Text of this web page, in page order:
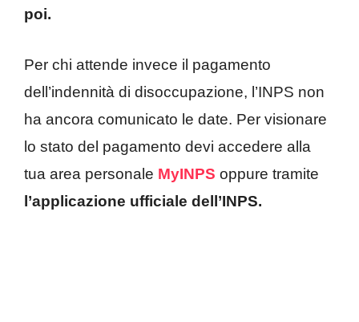
poi.
Per chi attende invece il pagamento
dell’indennità di disoccupazione, l’INPS non
ha ancora comunicato le date. Per visionare
lo stato del pagamento devi accedere alla
tua area personale MyINPS oppure tramite
l’applicazione ufficiale dell’INPS.